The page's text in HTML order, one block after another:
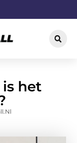
het